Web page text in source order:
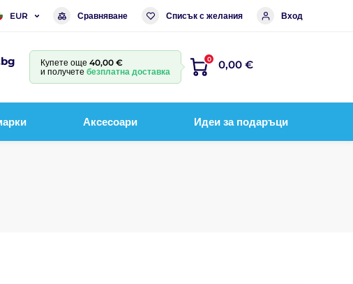
EUR Сравняване Списък с желания Вход
Купете още 40,00 €
и получете безплатна доставка
0 0,00 €
Аксесоари Идеи за подаръци